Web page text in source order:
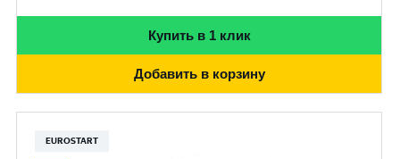
Купить в 1 клик
Добавить в корзину
EUROSTART